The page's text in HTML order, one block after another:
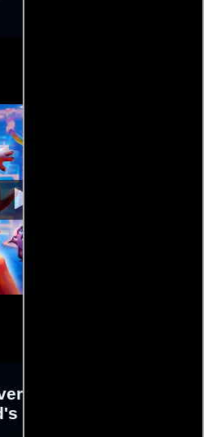
la películas Daisy
Scariest Animal?